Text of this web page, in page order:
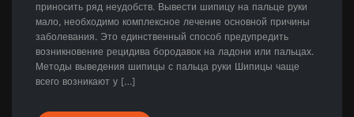
приносить ряд неудобств. Вывести шипицу на пальце руки
мало, необходимо комплексное лечение основной причины
заболевания. Это единственный способ предупредить
возникновение рецидива бородавок на ладони или пальцах.
Методы выведения шипицы с пальца руки Шипицы чаще
всего возникают у […]